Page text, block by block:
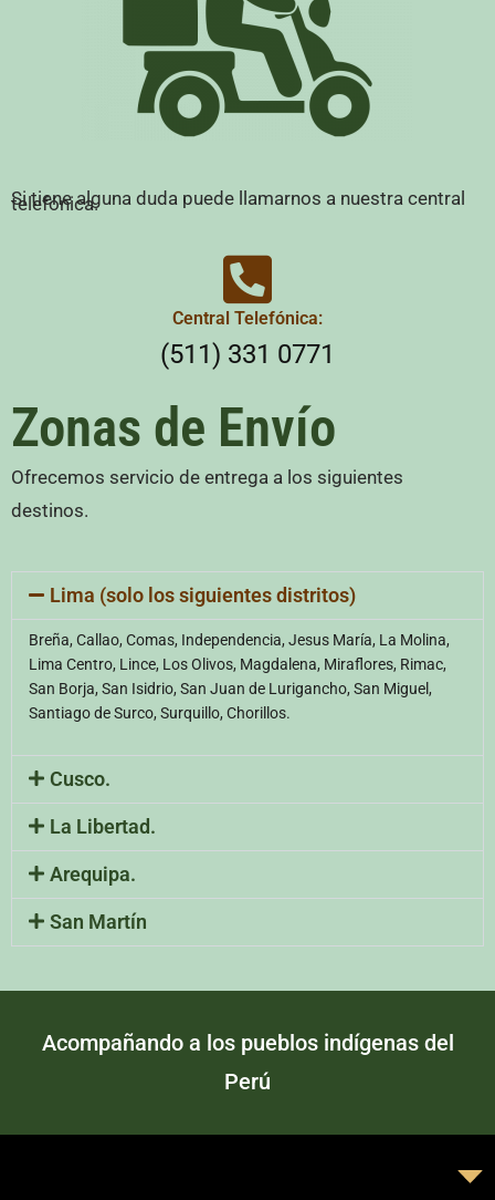
Si tiene alguna duda puede llamarnos a nuestra central
telefónica.
Central Telefónica:
(511) 331 0771
Zonas de Envío
Ofrecemos servicio de entrega a los siguientes
destinos.
Lima (solo los siguientes distritos)
Breña, Callao, Comas, Independencia, Jesus María, La Molina,
Lima Centro, Lince, Los Olivos, Magdalena, Miraflores, Rimac,
San Borja, San Isidrio, San Juan de Lurigancho, San Miguel,
Santiago de Surco, Surquillo, Chorillos.
Cusco.
La Libertad.
Arequipa.
San Martín
Acompañando a los pueblos indígenas del
Perú